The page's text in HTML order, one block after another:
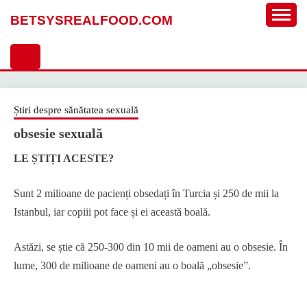
BETSYSREALFOOD.COM
Știri despre sănătatea sexuală
obsesie sexuală
LE ȘTIȚI ACESTE?
Sunt 2 milioane de pacienți obsedați în Turcia și 250 de mii la
Istanbul, iar copiii pot face și ei această boală.
Astăzi, se știe că 250-300 din 10 mii de oameni au o obsesie. În
lume, 300 de milioane de oameni au o boală „obsesie”.